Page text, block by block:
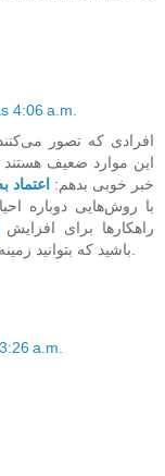
4:06 a.m.
افرادی که تصور
این موارد ضعیف هستند
خبر خوبی بدهم: اعتماد
با روش‌هایی دوباره
راهکارها برای افزایش
a.m.